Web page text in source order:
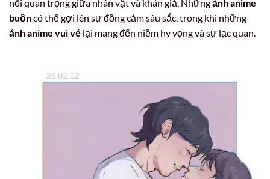
nối quan trọng giữa nhân vật và khán giả. Nhữngảnh anime
buồncó thể gợi lên sự đồng cảm sâu sắc, trong khi những
ảnh anime vui vẻ lại mang đến niềm hy vọng và sự lạc quan.